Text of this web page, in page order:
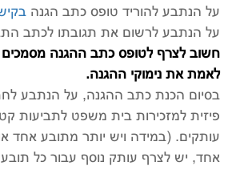
על הנתבע להוריד טופס כתב הגנה
על הנתבע לרשום את תגובתו לכתב
חשוב לצרף לטופס כתב ההגנה מסמכים
לאמת את נימוקי ההגנה.
בסיום הכנת כתב ההגנה, על הנתבע
פיזית למזכירות בית משפט לתביעות
עותקים. (במידה ויש יותר מתובע אחד
אחד, יש לצרף עותק נוסף עבור כל